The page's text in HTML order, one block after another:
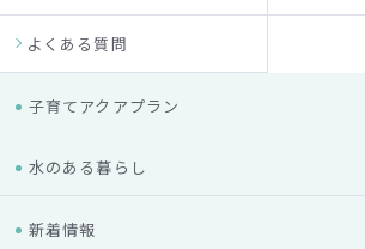
よくある質問
子育てアクアプラン
水のある暮らし
新着情報